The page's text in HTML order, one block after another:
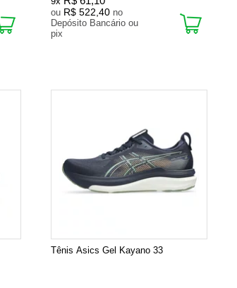
ou R$ 522,40 no
Depósito Bancário ou
pix
Tênis Asics Gel Kayano 33